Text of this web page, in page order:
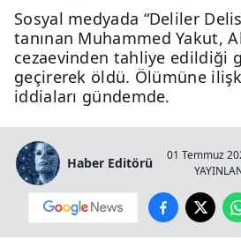
Sosyal medyada “Deliler
tanınan Muhammed Yakut,
cezaevinden tahliye edildiği
geçirerek öldü. Ölümüne
iddiaları gündemde.
Haber Editörü
01 Temmuz